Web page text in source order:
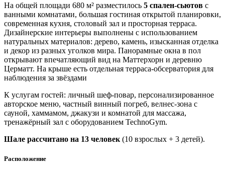
На общей площади 680 м² разместилось 5 спален-сьютов с
ванными комнатами, большая гостиная открытой планировки,
современная кухня, столовый зал и просторная терраса.
Дизайнерские интерьеры выполнены с использованием
натуральных материалов: дерево, камень, изысканная отделка
и декор из разных уголков мира. Панорамные окна в пол
открывают впечатляющий вид на Маттерхорн и деревню
Церматт. На крыше есть отдельная терраса-обсерватория для
наблюдения за звёздами
К услугам гостей: личный шеф-повар, персонализированное
авторское меню, частный винный погреб, велнес-зона с
сауной, хаммамом, джакузи и комнатой для массажа,
тренажёрный зал с оборудованием TechnoGym.
Шале рассчитано на 13 человек (10 взрослых + 3 детей).
Расположение